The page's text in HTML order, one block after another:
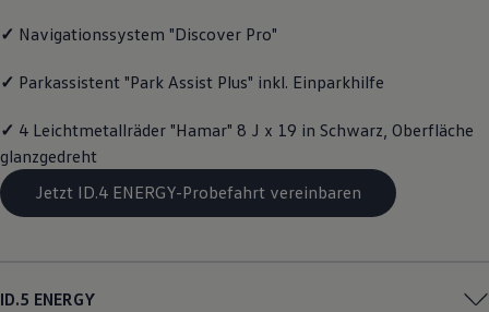
Räder und Reifen
Economy Service
Volkswagen Teile
Modellspezifisches Zubehör
Transport
Entertainment und Elektronik
Individualisieren
✓ Navigationssystem "Discover Pro"
✓ Parkassistent "Park Assist Plus" inkl. Einparkhilfe
✓ 4 Leichtmetallräder "Hamar" 8 J x 19 in Schwarz, Oberfläche
glanzgedreht
Jetzt ID.4 ENERGY-Probefahrt vereinbaren
ID.5 ENERGY